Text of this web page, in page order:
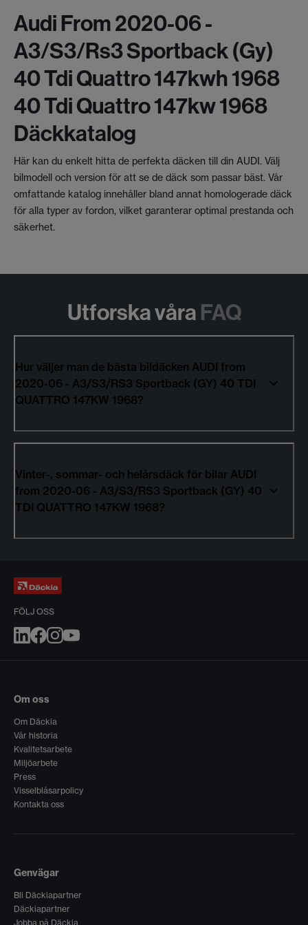
Audi From 2020-06 -
A3/s3/rs3 Sportback (gy)
40 Tdi Quattro 147kwh 1968
40 Tdi Quattro 147kw 1968
Däckkatalog
Här kan du enkelt hitta de perfekta däcken till din AUDI. Välj
bilmodell och version för att se de däck som passar bäst. Vår
omfattande katalog innehåller bland annat homologerade däck
för alla typer av fordon, vilket garanterar optimal prestanda och
säkerhet.
Utforska våra FAQ
Hur väljer man de bästa bildäcken AUDI from
2020-06 - A3/S3/RS3 Sportback (GY) 40 TDI
QUATTRO 147KW 1968?
Vinter-, sommar- och helårsdäck för bilar AUDI
from 2020-06 - A3/S3/RS3 Sportback (GY) 40
TDI QUATTRO 147KW 1968?
FÖLJ OSS
Om oss
Om Däckia
Vår historia
Kvalitetsarbete
Miljöarbete
Press
Visselblåsarpolicy
Kontakta oss
Genvägar
Bli Däckiapartner
Däckiapartner
Jobba på Däckia